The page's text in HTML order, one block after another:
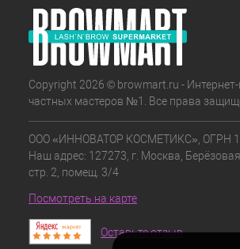
Copyright 2026 © browmart.ru -
частных мастеров №1. Все права
ООО «ИННОВАТОР КОСМЕТИКС», ОГРН
Наш адрес: 127273, г. Москва,
стр. 2, помещ. 3/4
Посмотреть на карте
Оставьте отзыв